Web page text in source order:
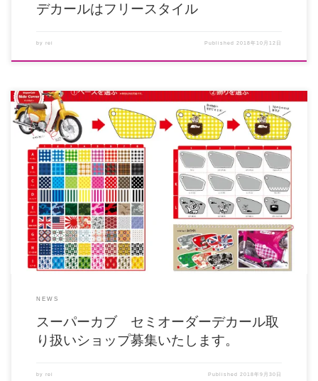
デカールはフリースタイル
by rei Published 2018年10月12日
カブのプラスチックパーツ、カスタムしてみたいけど塗装しても割れやすい
し、、とお悩みの株主さんにお知ら […]
NEWS
スーパーカブ セミオーダーデカール取
り扱いショップ募集いたします。
by rei Published 2018年9月30日